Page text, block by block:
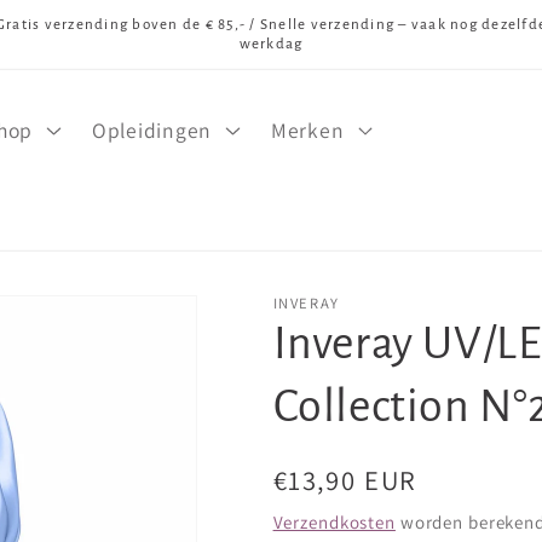
verzending boven de € 85,- / Snelle verzending – vaak nog
werkdag
Opleidingen Merken
INVERAY
Inveray UV/
Collection
Normale
prijs
€13,90 EUR
Verzendkosten worden